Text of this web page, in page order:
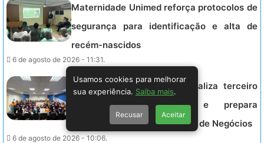
Maternidade Unimed reforça protocolos de
segurança para identificação e alta de
recém-nascidos
6 de agosto de 2026 - 11:31.
Projeto Energia Feminina realiza terceiro
Encontro de Conexão e prepara
empreendedoras para a Feira de Negócios
6 de agosto de 2026 - 10:06.
Usamos cookies para melhorar
sua experiência. Saiba mais.
Recusar Aceitar